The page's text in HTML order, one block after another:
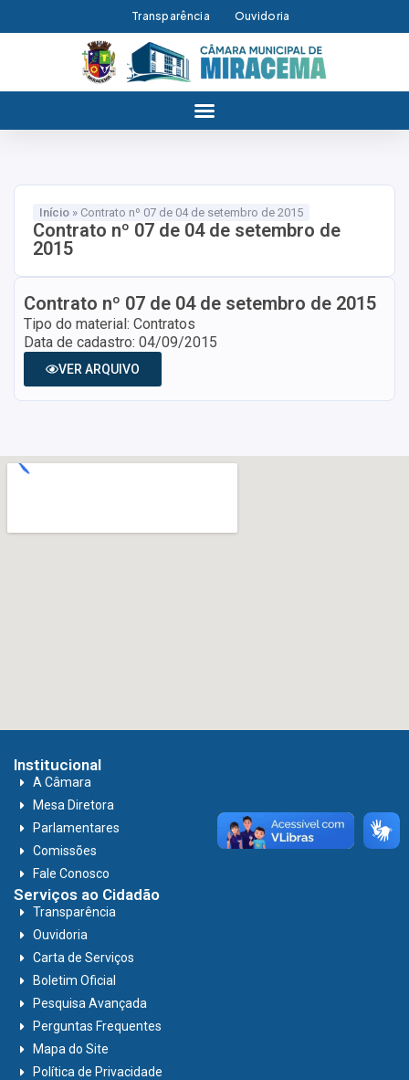
Transparência Ouvidoria
Início » Contrato nº 07 de 04 de setembro de 2015
Contrato nº 07 de 04 de setembro de
2015
Contrato nº 07 de 04 de setembro de 2015
Tipo do material: Contratos
Data de cadastro: 04/09/2015
VER ARQUIVO
Institucional
A Câmara
Mesa Diretora
Parlamentares
Comissões
Fale Conosco
Serviços ao Cidadão
Transparência
Ouvidoria
Carta de Serviços
Boletim Oficial
Pesquisa Avançada
Perguntas Frequentes
Mapa do Site
Política de Privacidade